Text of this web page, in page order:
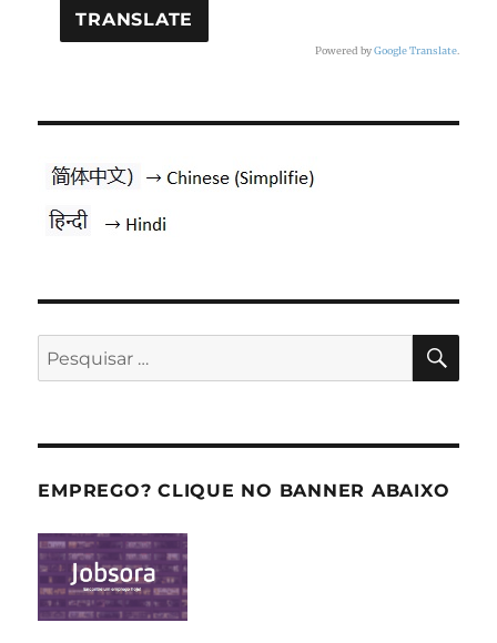
Powered byGoogle Translate.
Pesquisar
por:
EMPREGO? CLIQUE NO BANNER ABAIXO